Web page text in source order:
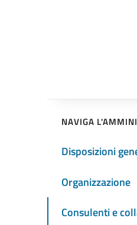
NAVIGA
Disposizioni
Organizzazione
Consulenti e